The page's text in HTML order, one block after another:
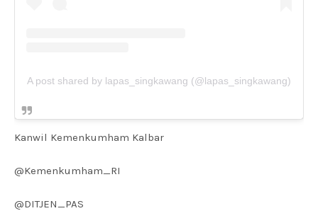
A post shared by lapas_singkawang (@lapas_singkawang)
Kanwil Kemenkumham Kalbar
@Kemenkumham_RI
@DITJEN_PAS